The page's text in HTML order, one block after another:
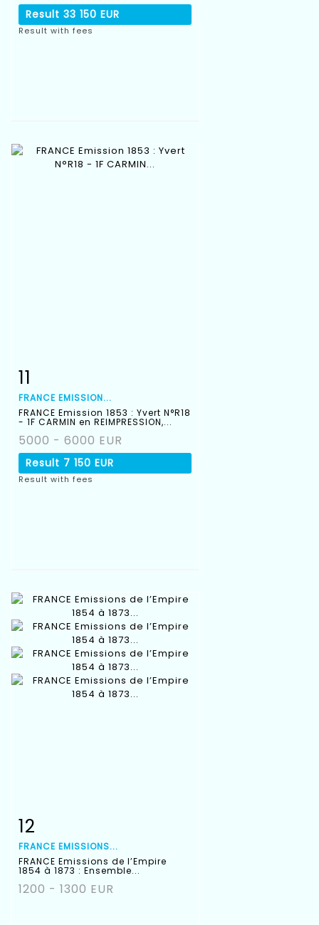
Result 33 150 EUR
Result with fees
11
FRANCE EMISSION...
FRANCE Emission 1853 : Yvert N°R18
- 1F CARMIN en REIMPRESSION,...
5000 - 6000 EUR
Result 7 150 EUR
Result with fees
Item detail
12
FRANCE EMISSIONS...
FRANCE Emissions de l’Empire
1854 à 1873 : Ensemble...
1200 - 1300 EUR